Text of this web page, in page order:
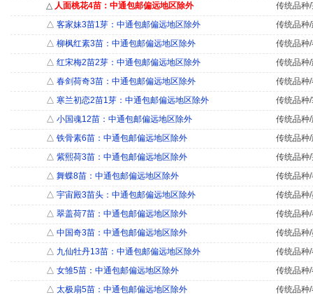
△ 人面桃花4苗：中通包邮偏远地区除外
传统品种
△ 客家妹3苗1芽：中通包邮偏远地区除外
传统品种
△ 柳枫红素3苗：中通包邮偏远地区除外
传统品种
△ 红宋梅2苗2芽：中通包邮偏远地区除外
传统品种
△ 春剑荷奇3苗：中通包邮偏远地区除外
传统品种
△ 寒兰初恋2苗1芽：中通包邮偏远地区除外
传统品种
△ 小国魂12苗：中通包邮偏远地区除外
传统品种
△ 铁骨素6苗：中通包邮偏远地区除外
传统品种
△ 紫熙荷3苗：中通包邮偏远地区除外
传统品种
△ 舞蝶8苗：中通包邮偏远地区除外
传统品种
△ 宇宙殿3苗头：中通包邮偏远地区除外
传统品种
△ 翠盖荷7苗：中通包邮偏远地区除外
传统品种
△ 中国奇3苗：中通包邮偏远地区除外
传统品种
△ 九仙牡丹13苗：中通包邮偏远地区除外
传统品种
△ 女雏5苗：中通包邮偏远地区除外
传统品种
△ 太极扇5苗：中通包邮偏远地区除外
传统品种